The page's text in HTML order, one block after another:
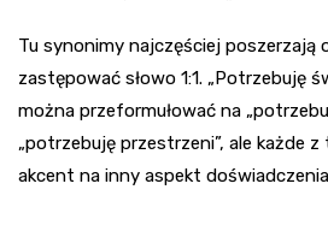
Tu synonimy najczęściej poszerzają
zastępować słowo 1:1. „Potrzebuję
można przeformułować na
„potrzebuję przestrzeni”, ale każde
akcent na inny aspekt